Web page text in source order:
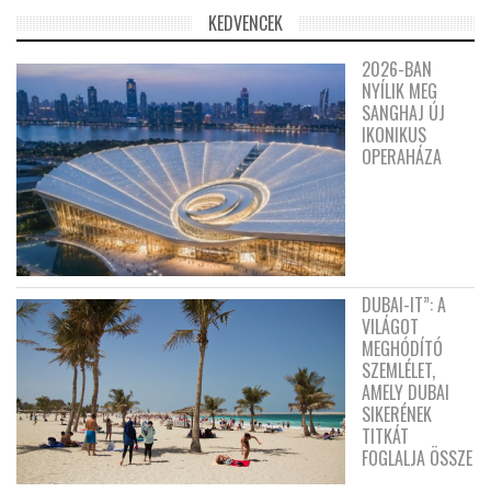
KEDVENCEK
2026-BAN
NYÍLIK MEG
SANGHAJ ÚJ
IKONIKUS
OPERAHÁZA
DUBAI-IT”: A
VILÁGOT
MEGHÓDÍTÓ
SZEMLÉLET,
AMELY DUBAI
SIKERÉNEK
TITKÁT
FOGLALJA ÖSSZE